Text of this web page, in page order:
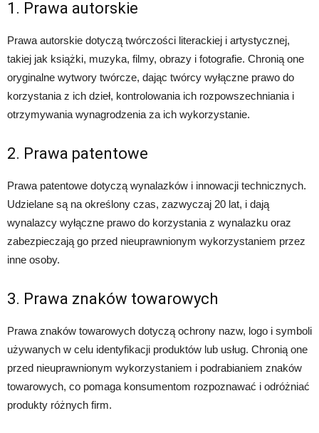
1. Prawa autorskie
Prawa autorskie dotyczą twórczości literackiej i artystycznej,
takiej jak książki, muzyka, filmy, obrazy i fotografie. Chronią one
oryginalne wytwory twórcze, dając twórcy wyłączne prawo do
korzystania z ich dzieł, kontrolowania ich rozpowszechniania i
otrzymywania wynagrodzenia za ich wykorzystanie.
2. Prawa patentowe
Prawa patentowe dotyczą wynalazków i innowacji technicznych.
Udzielane są na określony czas, zazwyczaj 20 lat, i dają
wynalazcy wyłączne prawo do korzystania z wynalazku oraz
zabezpieczają go przed nieuprawnionym wykorzystaniem przez
inne osoby.
3. Prawa znaków towarowych
Prawa znaków towarowych dotyczą ochrony nazw, logo i symboli
używanych w celu identyfikacji produktów lub usług. Chronią one
przed nieuprawnionym wykorzystaniem i podrabianiem znaków
towarowych, co pomaga konsumentom rozpoznawać i odróżniać
produkty różnych firm.